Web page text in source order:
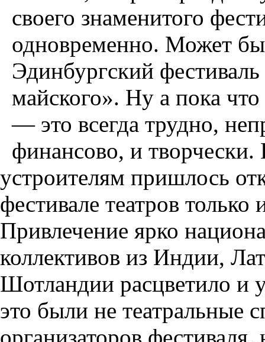
своего знаменитого
одновременно. Может
Эдинбургский
майского». Ну а пока
— это всегда трудно,
финансово, и творчески.
устроителям пришлось
фестивале театров
Привлечение ярко
коллективов из Индии,
Шотландии расцветило и
это были не театральные
организаторов